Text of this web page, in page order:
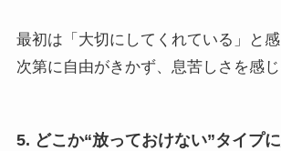
最初は「大切にしてくれている」と感
次第に自由がきかず、息苦しさを感じ
5. どこか“放っておけない”タイプ